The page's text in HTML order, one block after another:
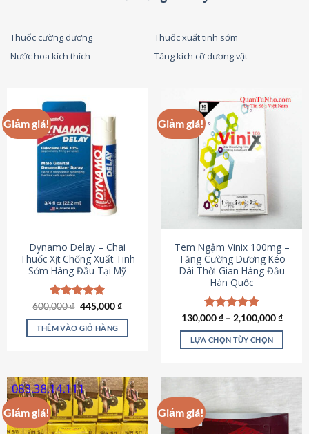
Thuốc cường dương
Thuốc xuất tinh sớm
Nước hoa kích thích
Tăng kích cỡ dương vật
Giảm giá!
Dynamo Delay – Chai
Thuốc Xịt Chống Xuất Tinh
Sớm Hàng Đầu Tại Mỹ
Được xếp
hạng5.00
5 sao
600,000₫ Giá
là:
600,000 ₫.
445,000₫Giá
tại
THÊM VÀO GIỎ HÀNG
Giảm giá!
Tem Ngậm Vinix 100mg –
Tăng Cường Dương Kéo
Dài Thời Gian Hàng Đầu
Hàn Quốc
Được xếp
hạng5.00
5 sao
130,000₫– 2,100,000₫
LỰA CHỌN TÙY CHỌN
nhiều
biến
Giảm giá! Giảm giá!